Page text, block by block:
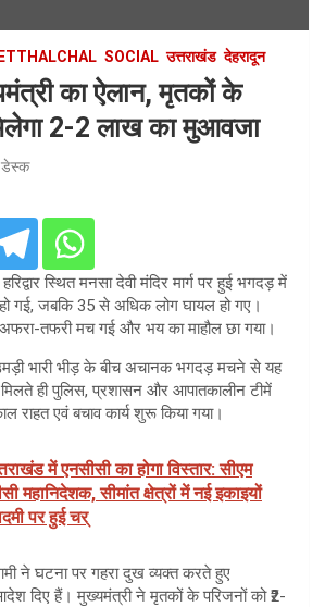
SOCIAL उत्तराखंड देहरादून
का ऐलान, मृतकों के
2-2 लाख का मुआवजा
डेस्क
हरिद्वार स्थित मनसा देवी मंदिर मार्ग पर हुई भगदड़ में
गई, जबकि 35 से अधिक लोग घायल हो गए।
तफरी मच गई और भय का माहौल छा गया।
भारी भीड़ के बीच अचानक भगदड़ मचने से यह
ही पुलिस, प्रशासन और आपातकालीन टीमें
राहत एवं बचाव कार्य शुरू किया गया।
में एनसीसी का होगा विस्तार: सीएम
महानिदेशक, सीमांत क्षेत्रों में नई इकाइयों
पर हुई चर्
ने घटना पर गहरा दुख व्यक्त करते हुए
दिए हैं। मुख्यमंत्री ने मृतकों के परिजनों को ₹2-